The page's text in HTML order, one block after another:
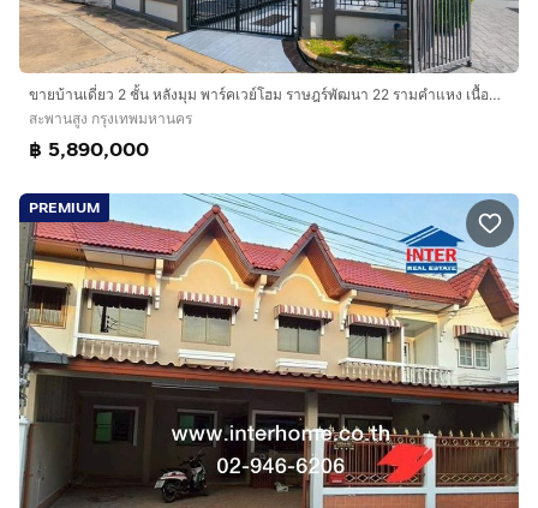
ขายบ้านเดี่ยว 2 ชั้น หลังมุม พาร์คเวย์โฮม ราษฎร์พัฒนา 22 รามคำแหง เนื้อที่ 59.3 ตร.ว. 4 นอน 3 น้ำ
สะพานสูง กรุงเทพมหานคร
฿ 5,890,000
PREMIUM